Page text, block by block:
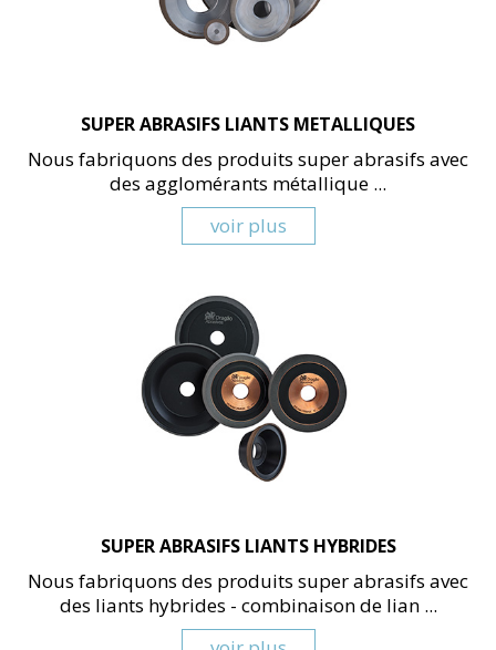
SUPER ABRASIFS LIANTS METALLIQUES
Nous fabriquons des produits super abrasifs avec
des agglomérants métallique ...
voir plus
SUPER ABRASIFS LIANTS HYBRIDES
Nous fabriquons des produits super abrasifs avec
des liants hybrides - combinaison de lian ...